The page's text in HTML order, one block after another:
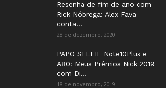
Resenha de fim de ano com
Rick Nóbrega: Alex Fava
conta...
28 de dezembro, 2020
PAPO SELFIE Note10Plus e
A80: Meus Prêmios Nick 2019
com Di...
18 de novembro, 2019